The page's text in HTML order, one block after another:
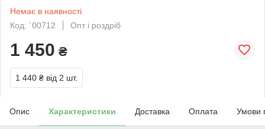
Немає в наявності
Код: `00712
Опт і роздріб
1 450 ₴
1 440 ₴ від 2 шт.
Опис Характеристики Доставка Оплата Умови